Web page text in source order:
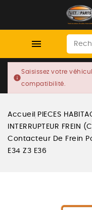

info
Saisissez votre
compatibilité.
Accueil
PIECES
INTERRUPTEUR FREIN
Contacteur De Frein
E34 Z3 E36